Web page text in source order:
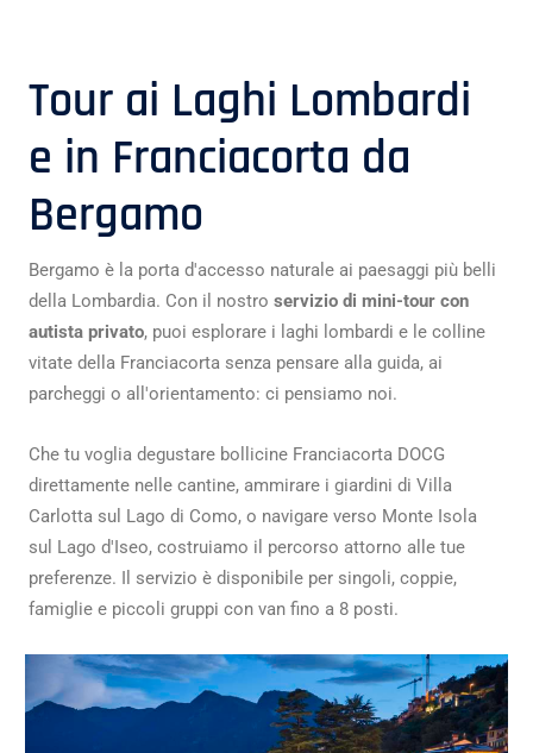
Tour ai Laghi Lombardi
e in Franciacorta da
Bergamo
Bergamo è la porta d'accesso naturale ai paesaggi più belli
della Lombardia. Con il nostro servizio di mini-tour con
autista privato, puoi esplorare i laghi lombardi e le colline
vitate della Franciacorta senza pensare alla guida, ai
parcheggi o all'orientamento: ci pensiamo noi.
Che tu voglia degustare bollicine Franciacorta DOCG
direttamente nelle cantine, ammirare i giardini di Villa
Carlotta sul Lago di Como, o navigare verso Monte Isola
sul Lago d'Iseo, costruiamo il percorso attorno alle tue
preferenze. Il servizio è disponibile per singoli, coppie,
famiglie e piccoli gruppi con van fino a 8 posti.